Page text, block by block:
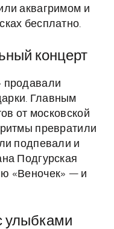
аквагримом и
бесплатно.
концерт
продавали
Главным
от московской
превратили
подпевали и
Подгурская
«Веночек» — и
улыбками